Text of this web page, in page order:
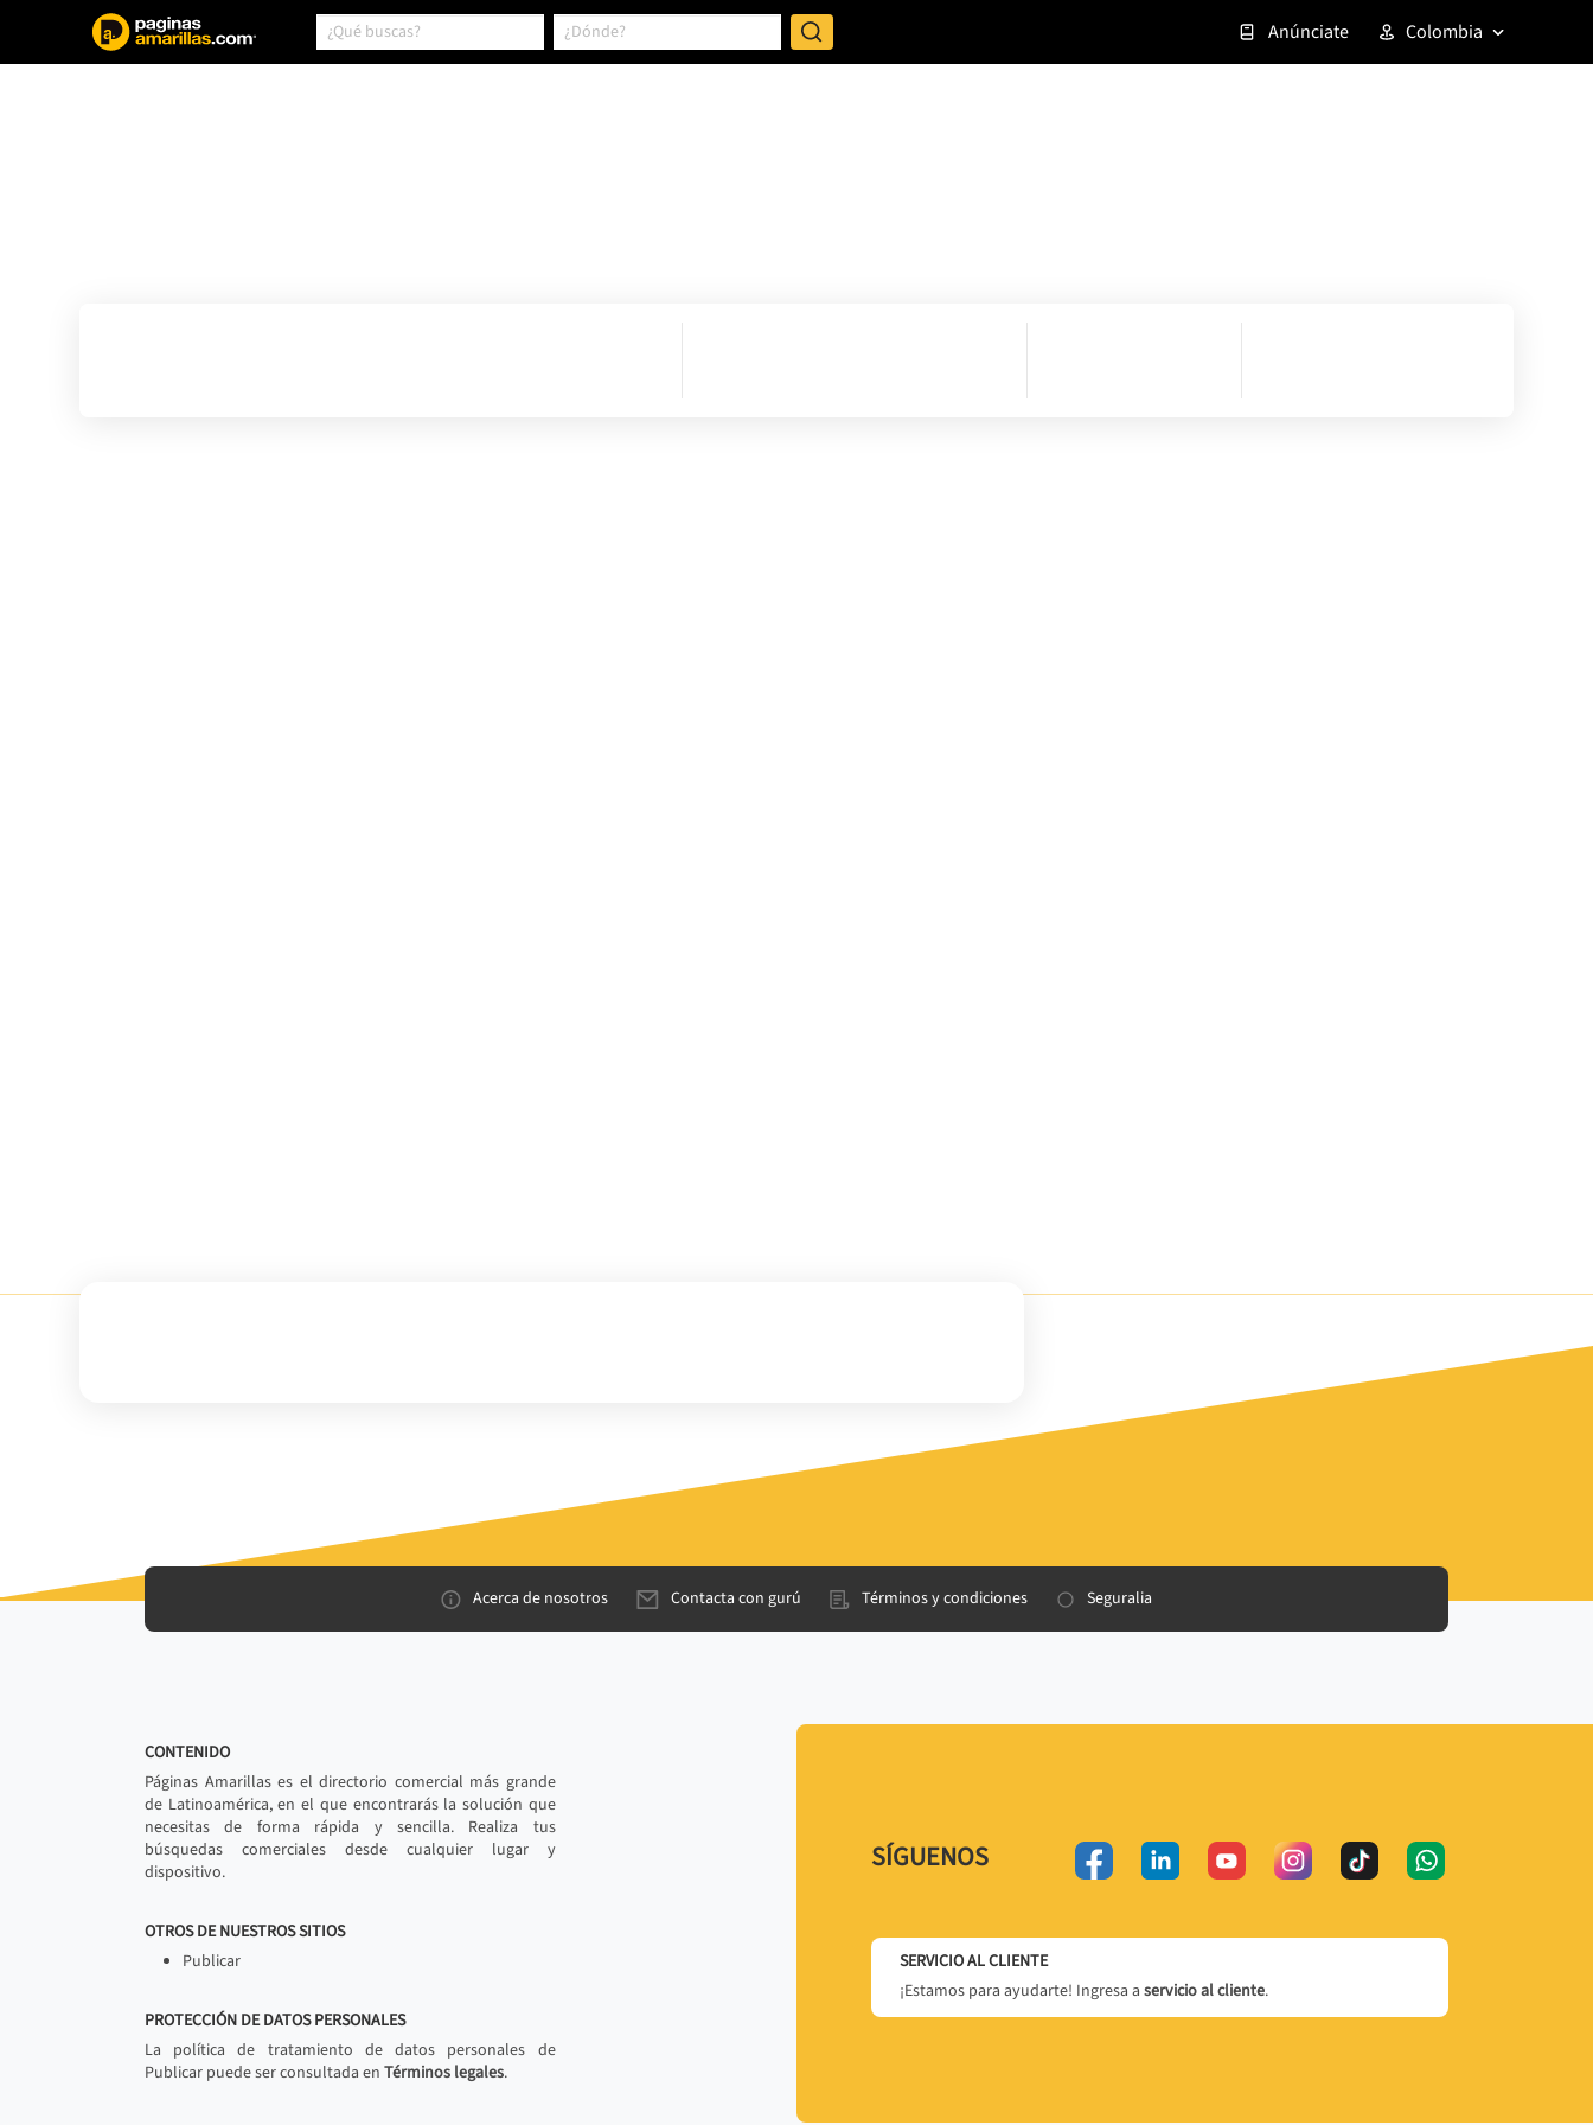
Anúnciate Colombia
Acerca de nosotros Contacta con gurú Términos y condiciones Seguralia
CONTENIDO
Páginas Amarillas es el directorio comercial más grande
de Latinoamérica, en el que encontrarás la solución que
necesitas de forma rápida y sencilla. Realiza tus
búsquedas comerciales desde cualquier lugar y
dispositivo.
OTROS DE NUESTROS SITIOS
Publicar
PROTECCIÓN DE DATOS PERSONALES
La política de tratamiento de datos personales de
Publicar puede ser consultada en Términos legales.
SÍGUENOS
SERVICIO AL CLIENTE
¡Estamos para ayudarte! Ingresa a servicio al cliente.